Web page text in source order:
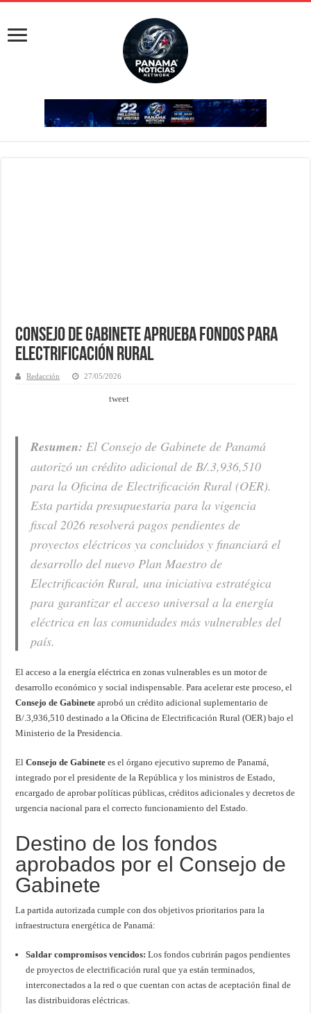
Consejo de Gabinete aprueba fondos para
electrificación rural
Redacción 27/05/2026
tweet
Resumen: El Consejo de Gabinete de Panamá
autorizó un crédito adicional de B/.3,936,510
para la Oficina de Electrificación Rural (OER).
Esta partida presupuestaria para la vigencia
fiscal 2026 resolverá pagos pendientes de
proyectos eléctricos ya concluidos y financiará el
desarrollo del nuevo Plan Maestro de
Electrificación Rural, una iniciativa estratégica
para garantizar el acceso universal a la energía
eléctrica en las comunidades más vulnerables del
país.
El acceso a la energía eléctrica en zonas vulnerables es un motor de
desarrollo económico y social indispensable. Para acelerar este proceso, el
Consejo de Gabinete aprobó un crédito adicional suplementario de
B/.3,936,510 destinado a la Oficina de Electrificación Rural (OER) bajo el
Ministerio de la Presidencia.
ElConsejo de Gabinete es el órgano ejecutivo supremo de Panamá,
integrado por el presidente de la República y los ministros de Estado,
encargado de aprobar políticas públicas, créditos adicionales y decretos de
urgencia nacional para el correcto funcionamiento del Estado.
Destino de los fondos
aprobados por el Consejo de
Gabinete
La partida autorizada cumple con dos objetivos prioritarios para la
infraestructura energética de Panamá:
Saldar compromisos vencidos: Los fondos cubrirán pagos pendientes
de proyectos de electrificación rural que ya están terminados,
interconectados a la red o que cuentan con actas de aceptación final de
las distribuidoras eléctricas.